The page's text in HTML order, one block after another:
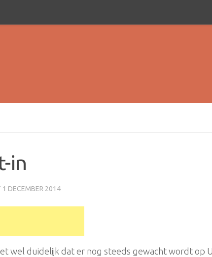
in
1 DECEMBER 2014
wel duidelijk dat er nog steeds gewacht wordt op